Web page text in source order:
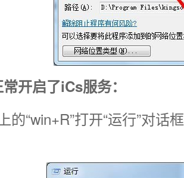
开启了iCs服务：
的“win+R”打开“运行”对话